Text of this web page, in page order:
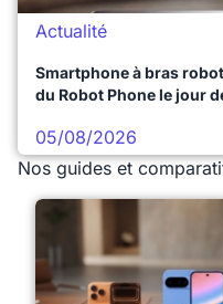
Actualité
Smartphone à bras
du Robot Phone le jour
05/08/2026
Nos guides et